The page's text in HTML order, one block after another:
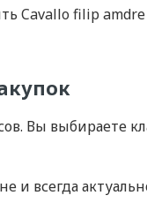
Cavallo filip
Вы выбираете
и всегда